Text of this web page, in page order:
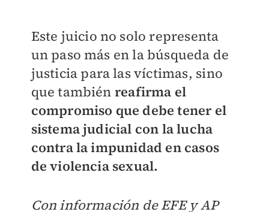
Este juicio no solo representa
un paso más en la búsqueda de
justicia para las víctimas, sino
que también reafirma el
compromiso que debe tener el
sistema judicial con la lucha
contra la impunidad en casos
de violencia sexual.
Con información de EFE y AP